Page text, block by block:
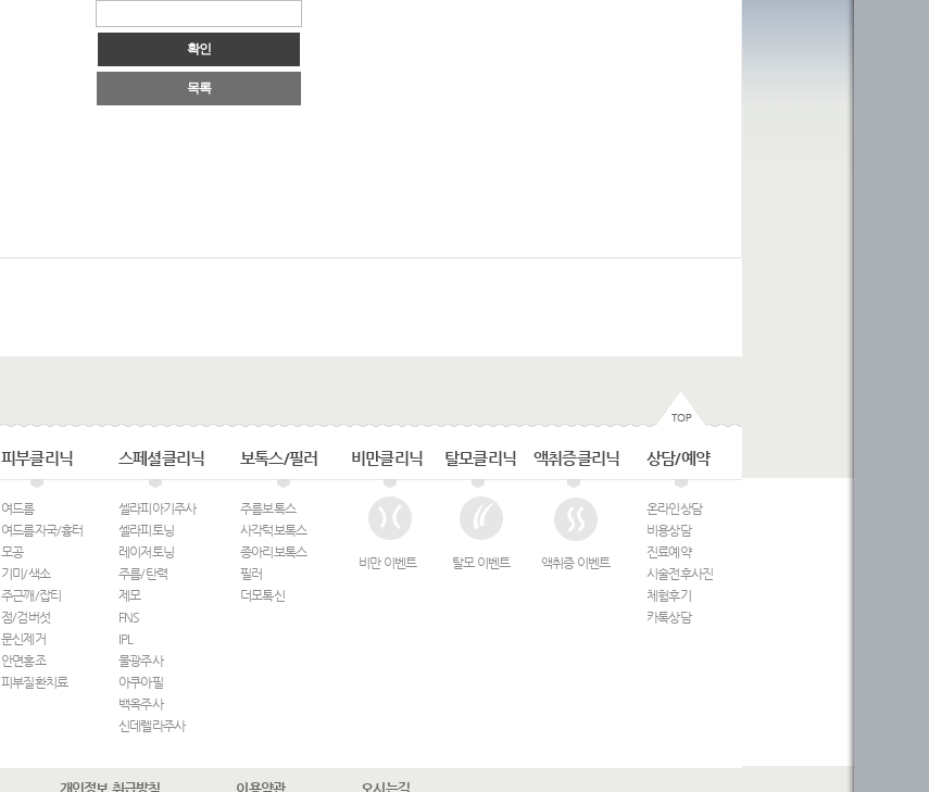
목록
피부클리닉
여드름
여드름자국/흉터
모공
기미/색소
주근깨/잡티
점/검버섯
문신제거
안면홍조
피부질환치료
스페셜클리닉
셀라피아기주사
셀라피토닝
레이저토닝
주름/탄력
제모
FNS
IPL
물광주사
아쿠아필
백옥주사
신데렐라주사
보톡스/필러
주름보톡스
사각턱보톡스
종아리보톡스
필러
더모톡신
비만클리닉
비만 이벤트
탈모클리닉
탈모 이벤트
액취증클리닉
액취증 이벤트
상담/예약
온라인상담
비용상담
진료예약
시술전후사진
체험후기
카톡상담
개인정보 취급방침 이용약관 오시는길